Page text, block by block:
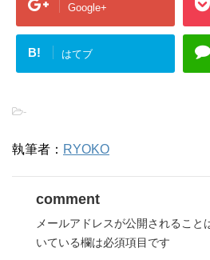
Google+
B! はてブ
-
執筆者： RYOKO
comment
メールアドレスが公開されること
いている欄は必須項目です